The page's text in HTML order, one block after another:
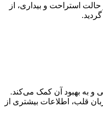
استراحت و بیداری، از
و به بهبود آن کمک می‌کند.
قلب، اطلاعات بیشتری از